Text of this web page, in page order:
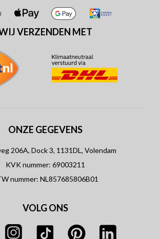
VERZENDEN MET
ONZE GEGEVENS
206A, Dock 3, 1131DL, Volendam
KVK nummer: 69003211
nummer: NL857685806B01
VOLG ONS